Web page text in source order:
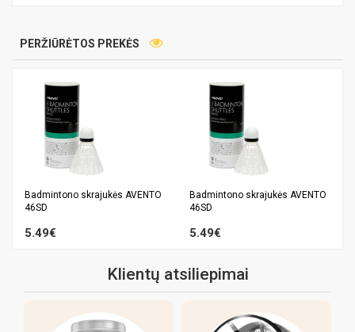
PERŽIŪRĖTOS PREKĖS
Badmintono skrajukės AVENTO
46SD
5.49€
Badmintono skrajukės AVENTO
46SD
5.49€
Klientų atsiliepimai